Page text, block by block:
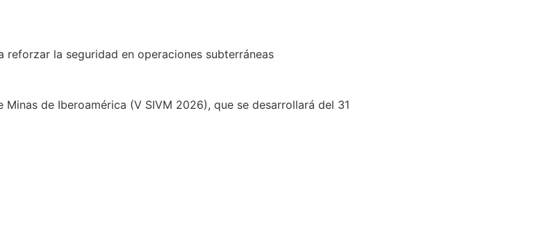
reforzar la seguridad en operaciones subterráneas
de Iberoamérica (V SIVM 2026), que se desarrollará del 31